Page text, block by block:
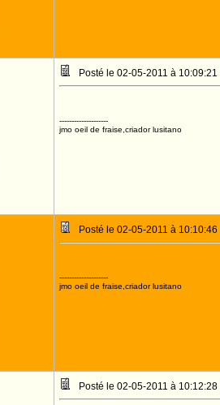
Posté le 02-05-2011 à 10:09:21
--------------------
jmo oeil de fraise,criador lusitano
Posté le 02-05-2011 à 10:10:46
--------------------
jmo oeil de fraise,criador lusitano
Posté le 02-05-2011 à 10:12:28